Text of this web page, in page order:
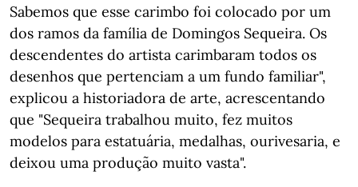
Sabemos que esse carimbo foi colocado por um
dos ramos da família de Domingos Sequeira. Os
descendentes do artista carimbaram todos os
desenhos que pertenciam a um fundo familiar",
explicou a historiadora de arte, acrescentando
que "Sequeira trabalhou muito, fez muitos
modelos para estatuária, medalhas, ourivesaria, e
deixou uma produção muito vasta".